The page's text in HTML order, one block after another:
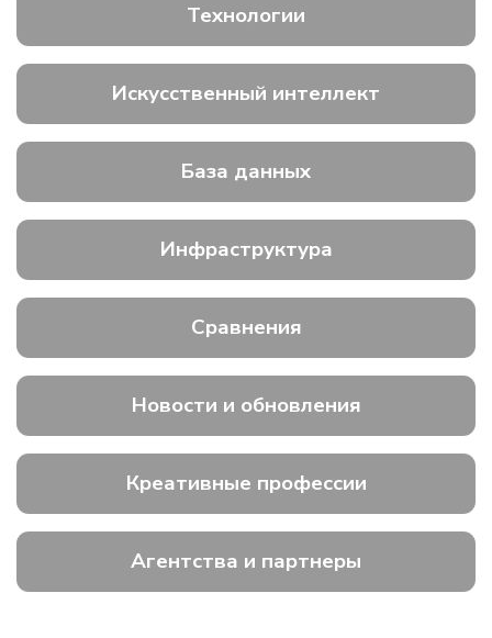
Технологии
Искусственный интеллект
База данных
Инфраструктура
Сравнения
Новости и обновления
Креативные профессии
Агентства и партнеры